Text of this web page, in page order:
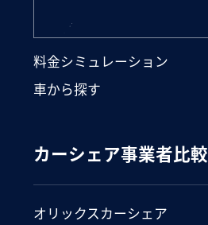
料金シミュレーション
車から探す
カーシェア事業者比較
オリックスカーシェア